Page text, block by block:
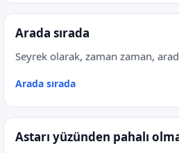
Arada sırada
Seyrek olarak, zaman zaman,
Arada sırada
Astarı yüzünden pahalı